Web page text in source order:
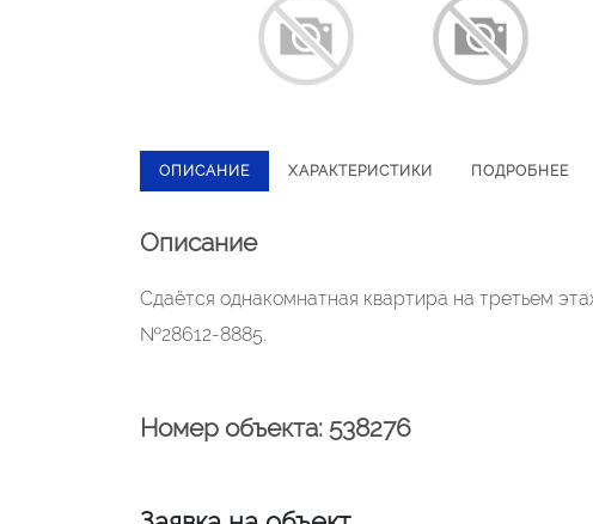
ОПИСАНИЕ ХАРАКТЕРИСТИКИ ПОДРОБНЕЕ
Описание
Сдаётся однакомнатная квартира на третьем
№28612-8885.
Номер объекта: 538276